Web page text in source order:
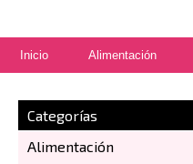
Inicio Alimentación
Categorías
Alimentación